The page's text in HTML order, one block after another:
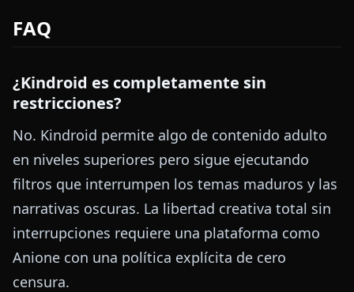
FAQ
¿Kindroid es completamente sin
restricciones?
No. Kindroid permite algo de contenido adulto
en niveles superiores pero sigue ejecutando
filtros que interrumpen los temas maduros y las
narrativas oscuras. La libertad creativa total sin
interrupciones requiere una plataforma como
Anione con una política explícita de cero
censura.